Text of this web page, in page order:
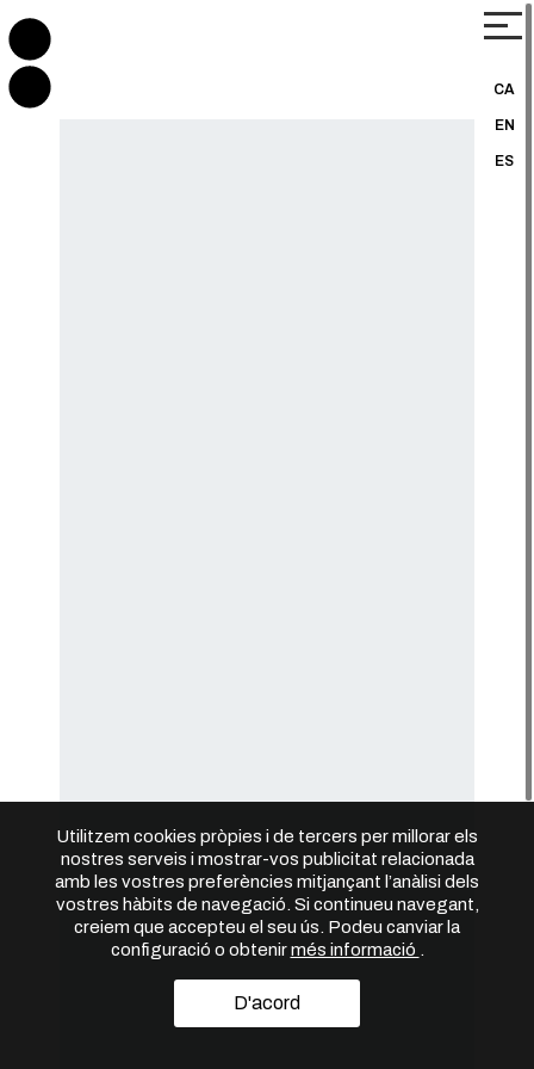
CA
EN
ES
Utilitzem cookies pròpies i de tercers per millorar els
nostres serveis i mostrar-vos publicitat relacionada
amb les vostres preferències mitjançant l’anàlisi dels
vostres hàbits de navegació. Si continueu navegant,
creiem que accepteu el seu ús. Podeu canviar la
configuració o obtenirmés informació
D'acord